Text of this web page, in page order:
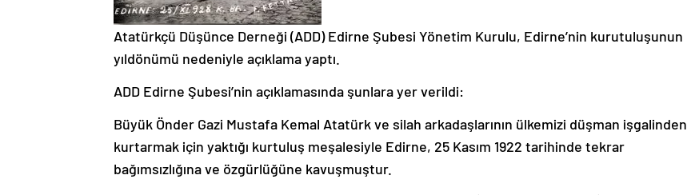
Atatürkçü Düşünce Derneği (ADD) Edirne Şubesi Yönetim Kurulu, Edirne’nin kurutuluşunun
yıldönümü nedeniyle açıklama yaptı.
ADD Edirne Şubesi’nin açıklamasında şunlara yer verildi:
Büyük Önder Gazi Mustafa Kemal Atatürk ve silah arkadaşlarının ülkemizi düşman işgalinden
kurtarmak için yaktığı kurtuluş meşalesiyle Edirne, 25 Kasım 1922 tarihinde tekrar
bağımsızlığına ve özgürlüğüne kavuşmuştur.